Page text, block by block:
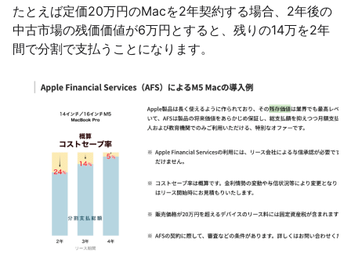
たとえば定価20万円のMacを2年契約する場合、2年後の
中古市場の残価価値が6万円とすると、残りの14万を2年
間で分割で支払うことになります。